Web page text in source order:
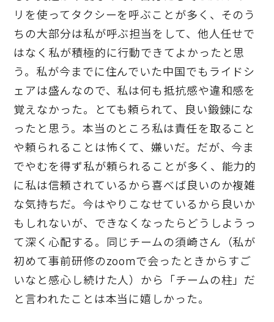
リを使ってタクシーを呼ぶことが多く、そのう
ちの大部分は私が呼ぶ担当をして、他人任せで
はなく私が積極的に行動できてよかったと思
う。私が今までに住んでいた中国でもライドシ
ェアは盛んなので、私は何も抵抗感や違和感を
覚えなかった。とても頼られて、良い鍛錬にな
ったと思う。本当のところ私は責任を取ること
や頼られることは怖くて、嫌いだ。だが、今ま
でやむを得ず私が頼られることが多く、能力的
に私は信頼されているから喜べば良いのか複雑
な気持ちだ。今はやりこなせているから良いか
もしれないが、できなくなったらどうしようっ
て深く心配する。同じチームの須崎さん（私が
初めて事前研修のzoomで会ったときからすご
いなと感心し続けた人）から「チームの柱」だ
と言われたことは本当に嬉しかった。